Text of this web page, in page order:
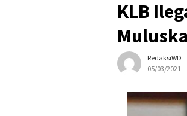
KLB
RedaksiWD
05/03/2021